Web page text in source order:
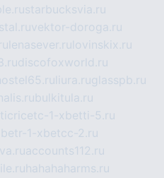
starbucksvia.ru
vektor-doroga.ru
lenasever.ru lovinskix.ru
discofoxworld.ru
hostel65.ru liura.ruglasspb.ru
bulkitula.ru
1-xbetti-5.ru
1-xbetcc-2.ru
accounts112.ru
hahahaharms.ru